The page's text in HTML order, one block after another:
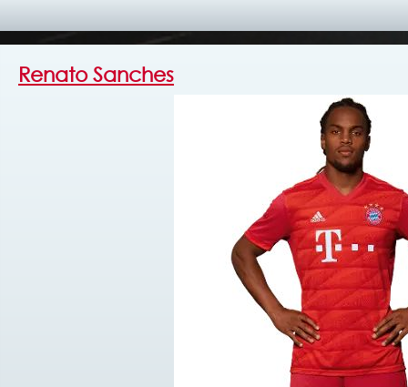
Renato Sanches